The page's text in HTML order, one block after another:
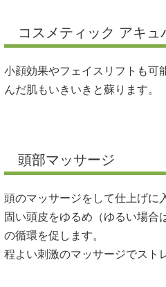
コスメティック アキュ
小顔効果やフェイスリフトも可
んだ肌もいきいきと蘇ります。
頭部マッサージ
頭のマッサージをして仕上げに
固い頭皮をゆるめ（ゆるい場合
の循環を促します。
程よい刺激のマッサージでスト